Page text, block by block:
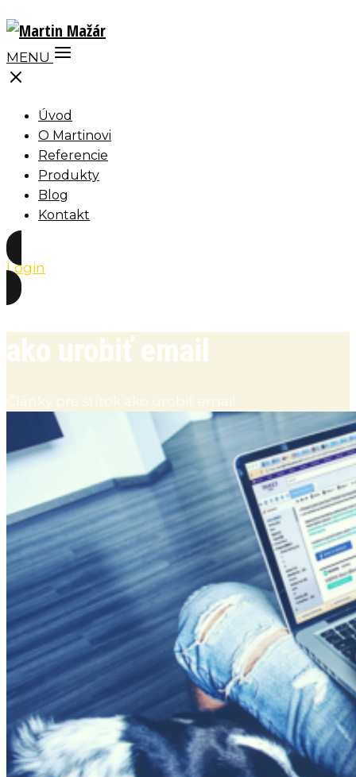
MENU
Úvod
O Martinovi
Referencie
Produkty
Blog
Kontakt
Login
ako urobiť email
Články pre štítok ako urobiť email